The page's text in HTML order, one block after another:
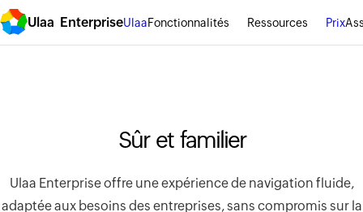
Ulaa EnterpriseUlaaFonctionnalités Ressources Prix
Sûr et familier
Ulaa Enterprise offre une expérience de navigation fluide,
adaptée aux besoins des entreprises, sans compromis sur la